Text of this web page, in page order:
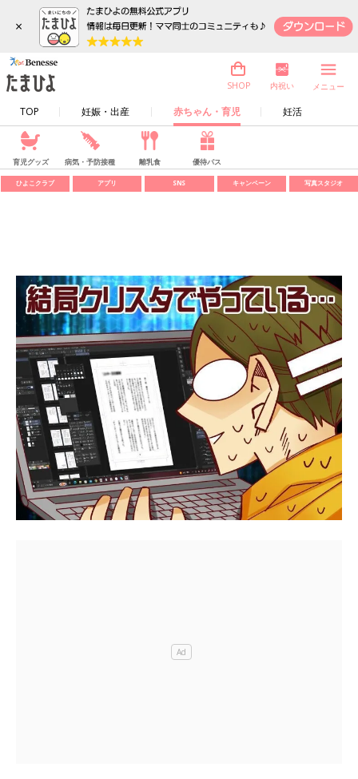
×
TOP 妊娠・出産 赤ちゃん・育児 妊活
SHOP 内祝い メニュー
育児グッズ 病気・予防接種 離乳食 優待パス
ひよこクラブ アプリ SNS キャンペーン 写真スタジオ